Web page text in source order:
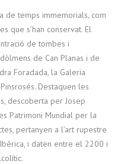
de temps immemorials, com
que s’han conservat. El
de tombes i
de Can Planas i de
Foradada, la Galeria
Destaquen les
descoberta per Josep
Patrimoni Mundial per la
pertanyen a l’art rupestre
i daten entre el 2200 i